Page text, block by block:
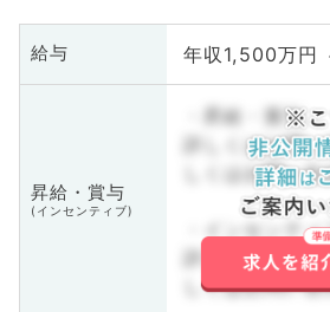
給与 年収1,500万円
昇給・賞与
(インセンティブ)
・昇給・賞与
詳しくはお問
しくはお問い合
・インセンティ
詳しくはお問
しくはお問い